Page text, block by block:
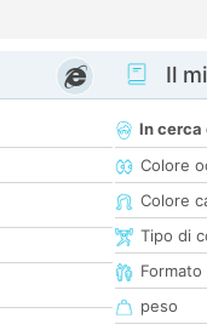
Il
In cerca
Colore
Colore
Tipo di
Formato
peso